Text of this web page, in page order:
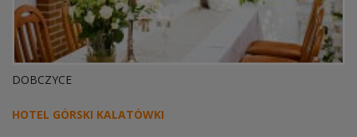
DOBCZYCE
HOTEL GÓRSKI KALATÓWKI